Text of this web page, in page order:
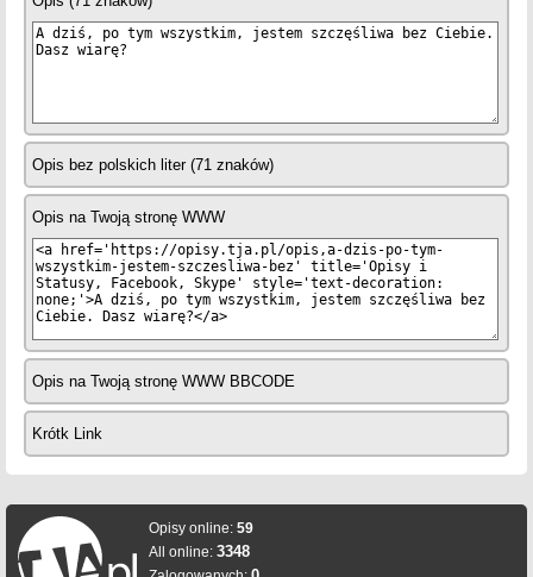
Opis bez polskich liter (71 znaków)
Opis na Twoją stronę WWW
Opis na Twoją stronę WWW BBCODE
Krótk Link
Opisy online: 59
All online: 3348